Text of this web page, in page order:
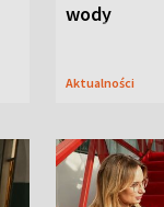
wody
Aktualności